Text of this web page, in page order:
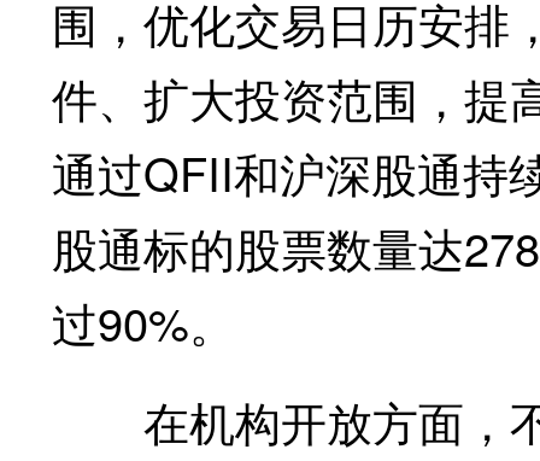
围，优化交易日历安排
件、扩大投资范围，提
通过QFII和沪深股通持
股通标的股票数量达
过90%。
在机构开放方面，